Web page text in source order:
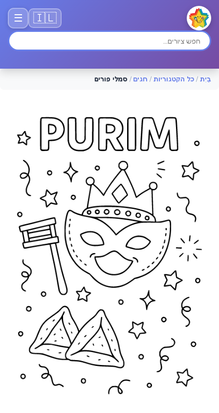
🇮🇱
☰
בַּיִת / כל הקטגוריות / חגים / סמלי פורים